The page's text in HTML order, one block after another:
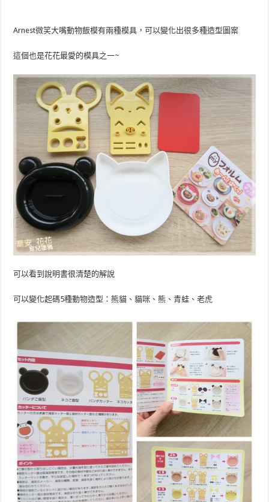
Arnest微笑大嘴動物飯模有兩種模具，可以變化出很多種造型圖案
這個也是花花最愛的模具之一~
可以看到說明書很清楚的解說
可以變化起碼5種動物造型：熊貓、貓咪、熊、青蛙、老虎